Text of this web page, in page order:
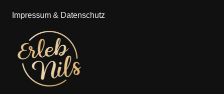
Impressum& Datenschutz